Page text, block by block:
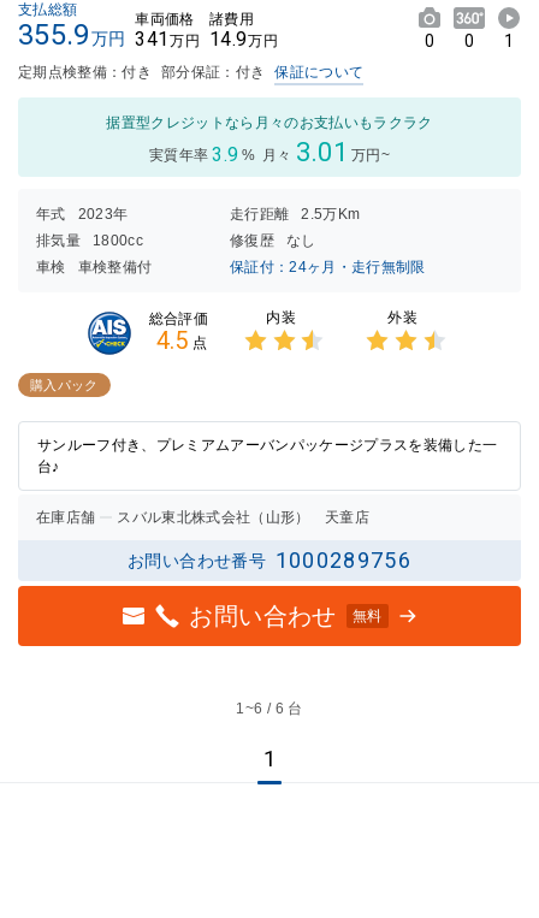
支払総額
355.9万円
車両価格
341 万円
諸費用
14.9万円 0 0 1
定期点検整備：付き 部分保証：付き 保証について
据置型クレジットなら月々のお支払いもラクラク
実質年率 3.9 % 月々 3.01 万円~
年式 2023年 走行距離
2.5万Km
排気量
1800cc 修復歴
なし
車検
車検整備付 保証付：24ヶ月・走行無制限
総合評価
4.5 点
内装 外装
購入パック
サンルーフ付き、プレミアムアーバンパッケージプラスを装備した一
台♪
在庫店舗 スバル東北株式会社（山形） 天童店
お問い合わせ番号 1000289756
お問い合わせ 無料
1~6 / 6 台
1